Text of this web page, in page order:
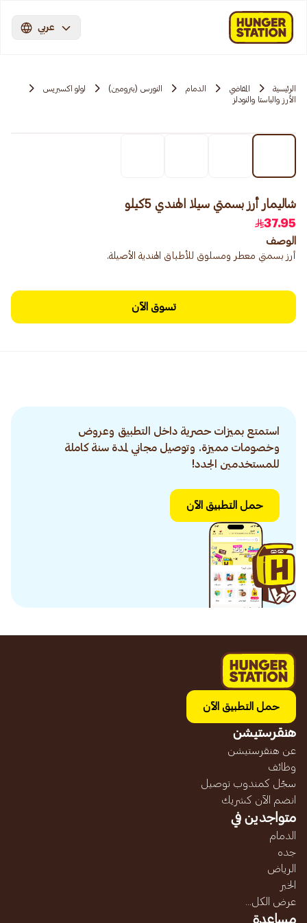
عربي
الرئيسية المقاضي الدمام النورس (بترومين)
لولو اكسبريس
الأرز والباستا والنودلز
شاليمار أرز بسمتي سيلا الهندي 5كيلو
37.95
الوصف
أرز بسمتي معطر ومسلوق للأطباق الهندية الأصيلة.
تسوق الآن
استمتع بميزات حصرية داخل التطبيق وعروض
وخصومات مميزة. وتوصيل مجاني لمدة سنة كاملة
للمستخدمين الجدد!
حمل التطبيق الآن
حمل التطبيق الآن
هنقرستيشن
عن هنقرستيشن
وظائف
سجّل كمندوب توصيل
انضم الآن كشريك
متواجدين في
الدمام
جده
الرياض
الخبر
عرض الكل...
مساعدة